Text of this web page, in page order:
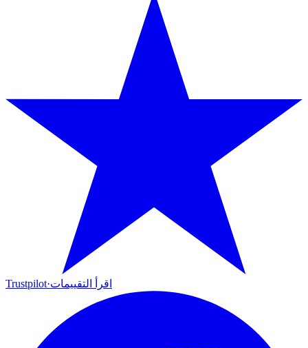
Trustpilot·اقرأ التقييمات